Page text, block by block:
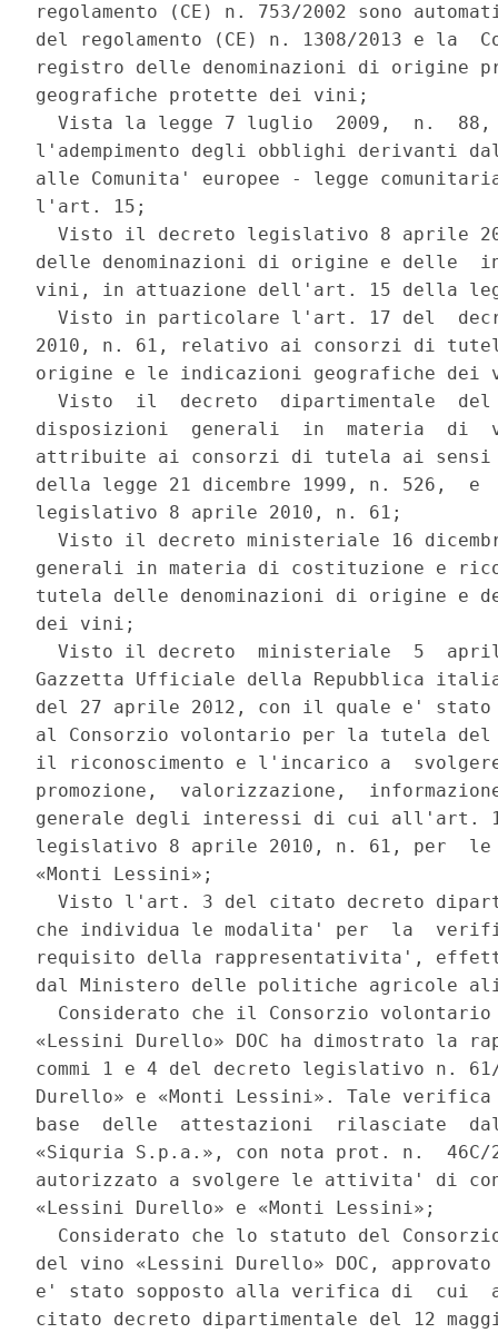
regolamento (CE) n. 753/2002 sono
del regolamento (CE) n. 1308/2013 e la
registro delle denominazioni di origine
geografiche protette dei vini;
Vista la legge 7 luglio  2009,  n.
l'adempimento degli obblighi derivanti
alle Comunita' europee - legge
l'art. 15;
Visto il decreto legislativo 8 aprile
delle denominazioni di origine e delle
vini, in attuazione dell'art. 15 della
Visto in particolare l'art. 17 del
2010, n. 61, relativo ai consorzi di
origine e le indicazioni geografiche
Visto  il  decreto  dipartimentale
disposizioni  generali  in  materia
attribuite ai consorzi di tutela ai sensi
della legge 21 dicembre 1999, n. 526,
legislativo 8 aprile 2010, n. 61;
Visto il decreto ministeriale 16
generali in materia di costituzione e
tutela delle denominazioni di origine e
dei vini;
Visto il decreto  ministeriale  5
Gazzetta Ufficiale della Repubblica
del 27 aprile 2012, con il quale e'
al Consorzio volontario per la tutela del
il riconoscimento e l'incarico a
promozione,  valorizzazione,
generale degli interessi di cui all'art.
legislativo 8 aprile 2010, n. 61, per  le
«Monti Lessini»;
Visto l'art. 3 del citato decreto
che individua le modalita' per  la
requisito della rappresentativita',
dal Ministero delle politiche agricole
Considerato che il Consorzio
«Lessini Durello» DOC ha dimostrato
commi 1 e 4 del decreto legislativo n.
Durello» e «Monti Lessini». Tale
base  delle  attestazioni  rilasciate
«Siquria S.p.a.», con nota prot. n.
autorizzato a svolgere le attivita' di
«Lessini Durello» e «Monti Lessini»;
Considerato che lo statuto del
del vino «Lessini Durello» DOC,
e' stato sopposto alla verifica di  cui
citato decreto dipartimentale del 12